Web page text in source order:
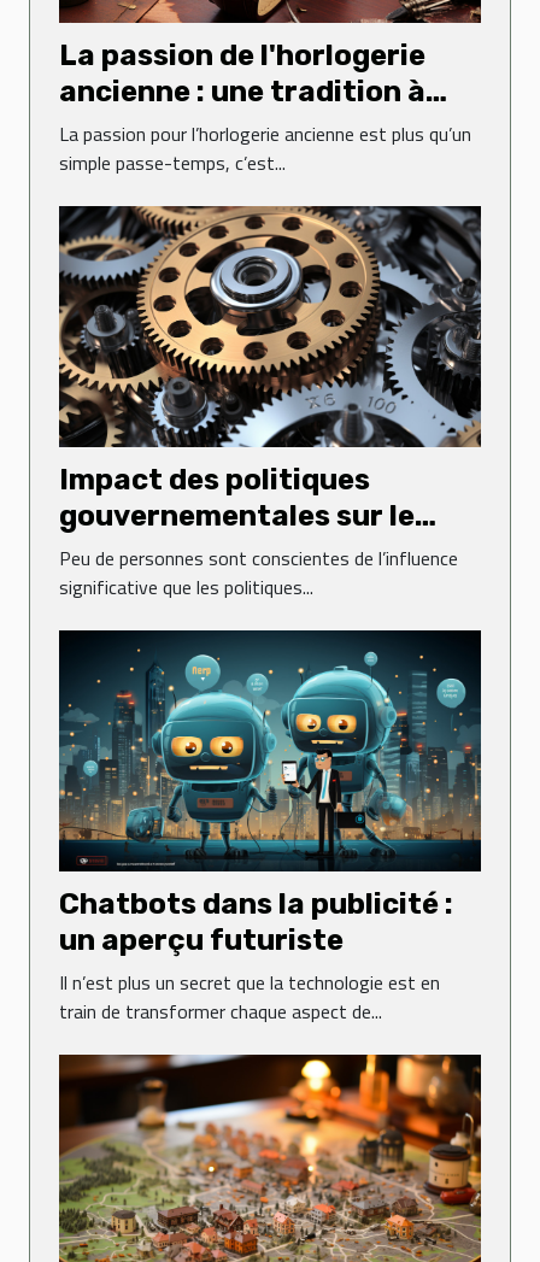
La passion de l'horlogerie
ancienne : une tradition à
perpétuer
La passion pour l’horlogerie ancienne est plus qu’un
simple passe-temps, c’est...
Impact des politiques
gouvernementales sur le
dynamisme des entreprises
Peu de personnes sont conscientes de l’influence
significative que les politiques...
Chatbots dans la publicité :
un aperçu futuriste
Il n’est plus un secret que la technologie est en
train de transformer chaque aspect de...